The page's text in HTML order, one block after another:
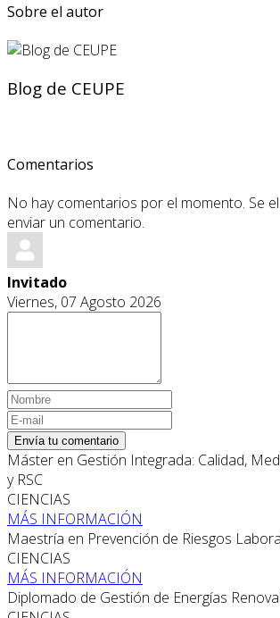
Sobre el autor
Blog de CEUPE
Comentarios
No hay comentarios por el momento. Se
enviar un comentario.
Invitado
Viernes, 07 Agosto 2026
Envía tu comentario
Máster en Gestión Integrada: Calidad,
y RSC
CIENCIAS
MÁS INFORMACIÓN
Maestría en Prevención de Riesgos
CIENCIAS
MÁS INFORMACIÓN
Diplomado de Gestión de Energías